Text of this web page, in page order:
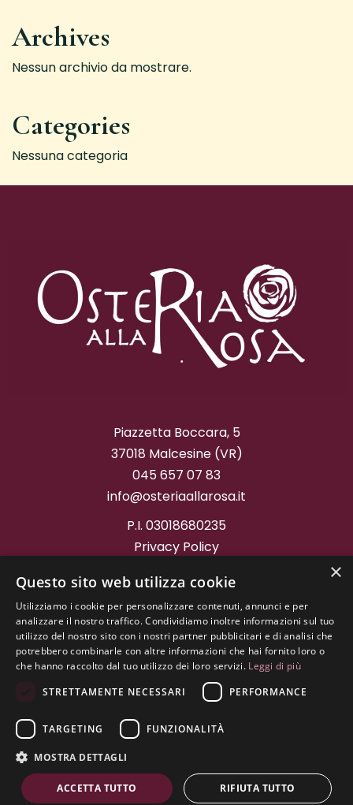
Archives
Nessun archivio da mostrare.
Categories
Nessuna categoria
Piazzetta Boccara, 5
37018 Malcesine (VR)
045 657 07 83
info@osteriaallarosa.it
P.I. 03018680235
Privacy Policy
Project byGraffitiweb
×
Questo sito web utilizza cookie
Utilizziamo i cookie per personalizzare contenuti, annunci e per
analizzare il nostro traffico. Condividiamo inoltre informazioni sul tuo
utilizzo del nostro sito con i nostri partner pubblicitari e di analisi che
potrebbero combinarle con altre informazioni che hai fornito loro o
che hanno raccolto dal tuo utilizzo dei loro servizi. Leggi di più
STRETTAMENTE NECESSARI
PERFORMANCE
TARGETING FUNZIONALITÀ
MOSTRA DETTAGLI
ACCETTA TUTTO RIFIUTA TUTTO